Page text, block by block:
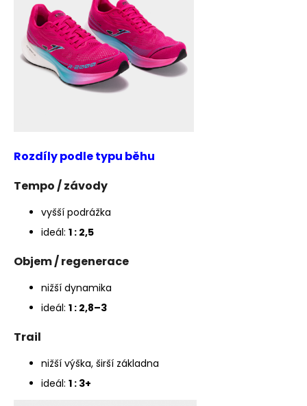
Rozdíly podle typu běhu
Tempo / závody
vyšší podrážka
ideál: 1 : 2,5
Objem / regenerace
nižší dynamika
ideál: 1 : 2,8–3
Trail
nižší výška, širší základna
ideál: 1 : 3+